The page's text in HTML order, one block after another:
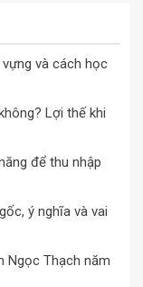
và cách học
Lợi thế khi
để thu nhập
ý nghĩa và vai
Ngọc Thạch năm